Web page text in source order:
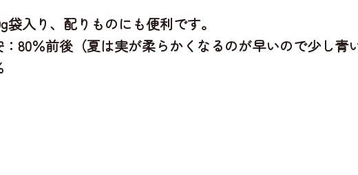
袋入り、配りものにも便利です。
80％前後（夏は実が柔らかくなるのが早いので少し青